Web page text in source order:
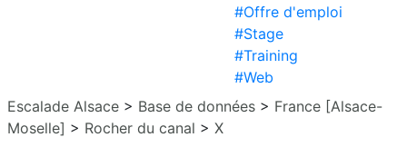
#Offre d'emploi
#Stage
#Training
#Web
Escalade Alsace > Base de données > France [Alsace-
Moselle] > Rocher du canal > X